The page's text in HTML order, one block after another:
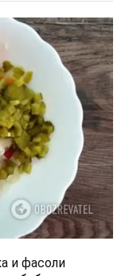
и фасоли